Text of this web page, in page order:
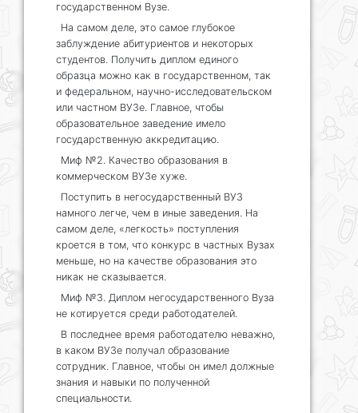
государственном Вузе.
На самом деле, это самое глубокое
заблуждение абитуриентов и некоторых
студентов. Получить диплом единого
образца можно как в государственном, так
и федеральном, научно-исследовательском
или частном ВУЗе. Главное, чтобы
образовательное заведение имело
государственную аккредитацию.
Миф №2. Качество образования в
коммерческом ВУЗе хуже.
Поступить в негосударственный ВУЗ
намного легче, чем в иные заведения. На
самом деле, «легкость» поступления
кроется в том, что конкурс в частных Вузах
меньше, но на качестве образования это
никак не сказывается.
Миф №3. Диплом негосударственного Вуза
не котируется среди работодателей.
В последнее время работодателю неважно,
в каком ВУЗе получал образование
сотрудник. Главное, чтобы он имел должные
знания и навыки по полученной
специальности.